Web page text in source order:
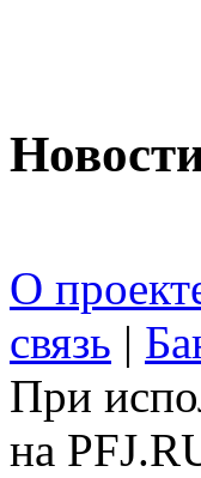
О
связь |
При
на